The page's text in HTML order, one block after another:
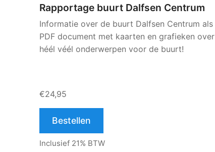
Rapportage buurt Dalfsen Centrum
Informatie over de buurt Dalfsen Centrum als
PDF document met kaarten en grafieken over
héél véél onderwerpen voor de buurt!
€24,95
Bestellen
Inclusief 21% BTW